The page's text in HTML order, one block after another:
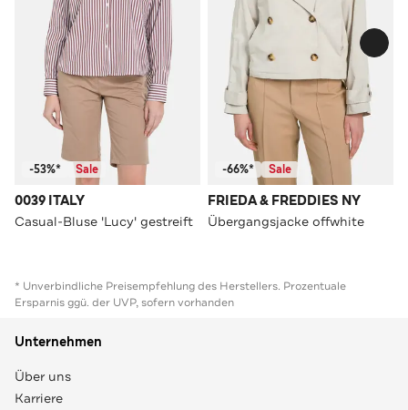
-53%* Sale
0039 ITALY
Casual-Bluse 'Lucy' gestreift
-66%* Sale
FRIEDA & FREDDIES NY
Übergangsjacke offwhite
* Unverbindliche Preisempfehlung des Herstellers. Prozentuale
Ersparnis ggü. der UVP, sofern vorhanden
Unternehmen
Über uns
Karriere